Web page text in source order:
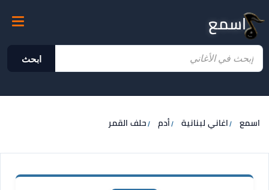
اسمع
ابحث
اسمع اغاني لبنانية أدم حلف القمر